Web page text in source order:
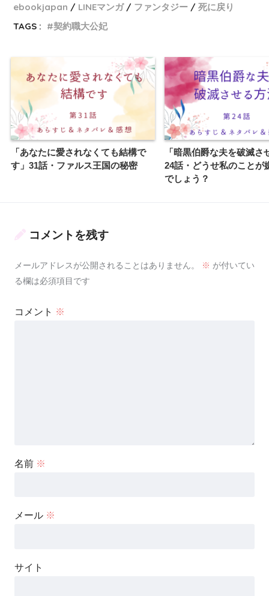
ebookjapan
LINEマンガ ファンタジー
死に戻り
TAGS :
契約職大公妃
「あなたに愛されなくても結構で
す」31話・ファルス王国の秘密
「暗黒伯爵な夫を破滅さ
24話・どうせ私のことが
でしょう？
コメントを残す
メールアドレスが公開されることはありません。 ※ が付いてい
る欄は必須項目です
コメント ※
名前 ※
メール ※
サイト